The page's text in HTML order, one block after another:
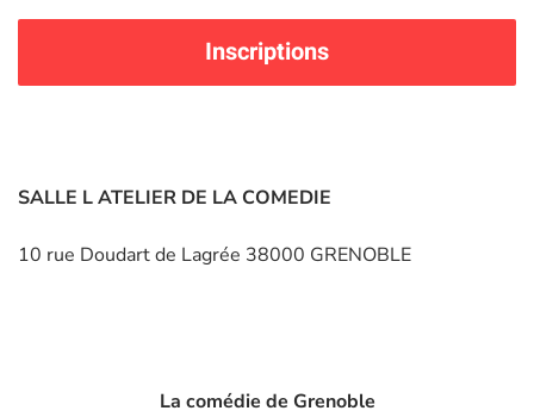
Inscriptions
SALLE L ATELIER DE LA COMEDIE
10 rue Doudart de Lagrée 38000 GRENOBLE
La comédie de Grenoble